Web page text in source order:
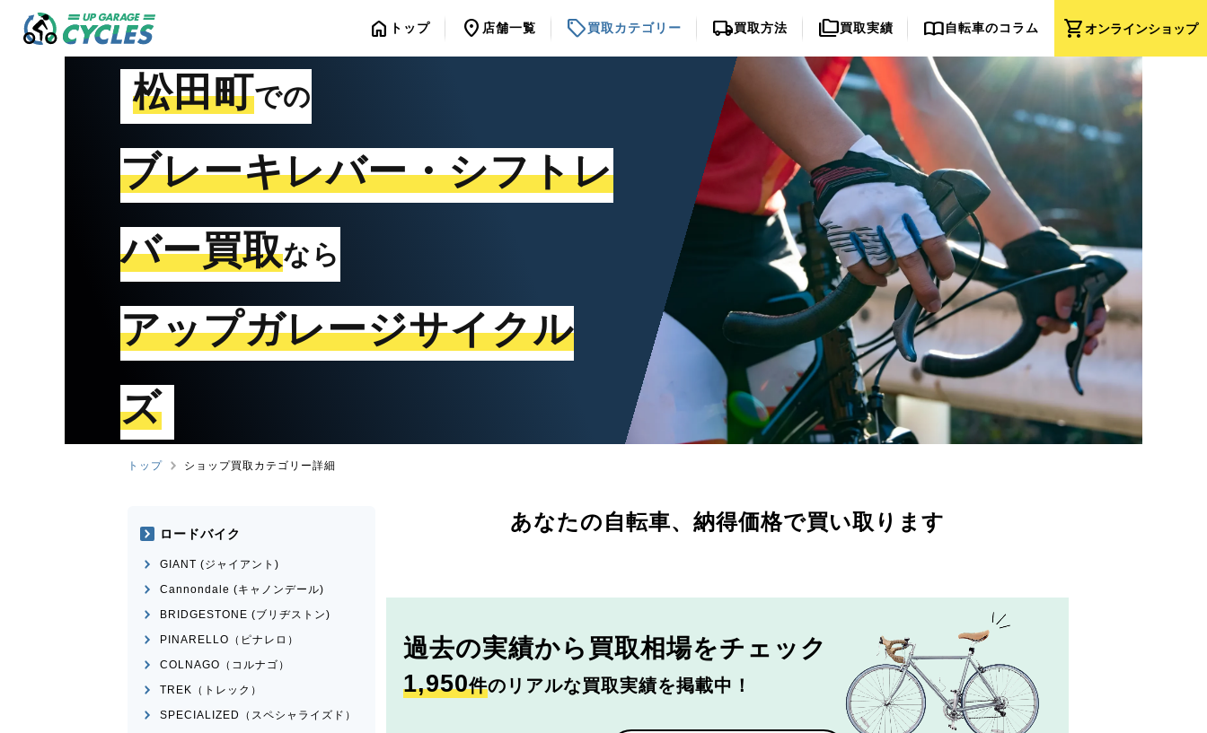
shopping_cartオンラインショップ
home トップ location_on 店舗一覧 sell買取カテゴリー local_shipping買取方法 folder_copy買取実績 import_contacts自転車のコラム
松田町での
ブレーキレバー・シフトレ
バー買取なら
アップガレージサイクル
ズ
トップ ショップ買取カテゴリー詳細
あなたの自転車、 納得価格で買い取ります
過去の実績から 買取相場をチェック
1,950件のリアルな買取実績を掲載中！
ロードバイク
GIANT (ジャイアント)
Cannondale (キャノンデール)
BRIDGESTONE (ブリヂストン)
PINARELLO（ピナレロ）
COLNAGO（コルナゴ）
TREK（トレック）
SPECIALIZED（スペシャライズド）